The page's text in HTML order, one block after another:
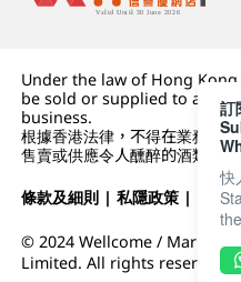
Under the law of Hong
be sold or supplied to a
business.
根據香港法律，不得在業務過
售賣或供應令人醺醉的酒類。
條款及細則 |私隱政策 | DFI
© 2024 Wellcome / Market
Limited. All rights reserved.
訂
快